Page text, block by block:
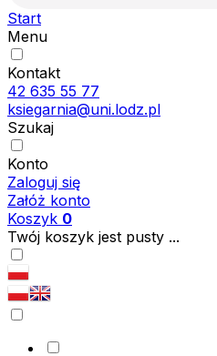
Start
Menu
Kontakt
42 635 55 77
ksiegarnia@uni.lodz.pl
Szukaj
Konto
Zaloguj się
Załóż konto
Koszyk 0
Twój koszyk jest pusty ...